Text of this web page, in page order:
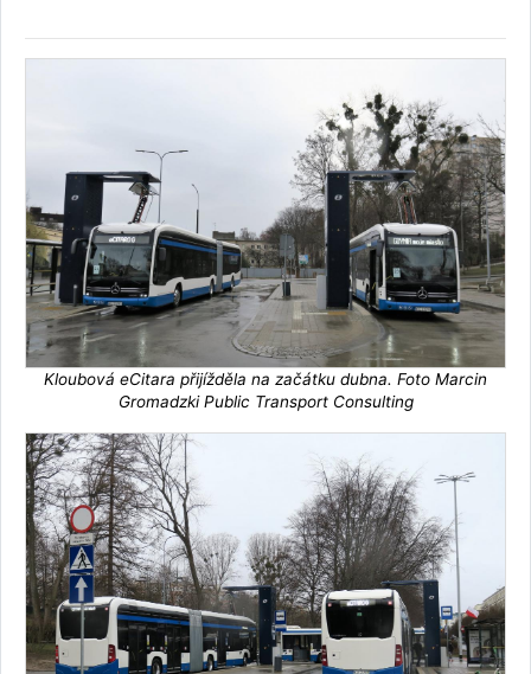
Kloubová eCitara přijížděla na začátku dubna. Foto Marcin
Gromadzki Public Transport Consulting